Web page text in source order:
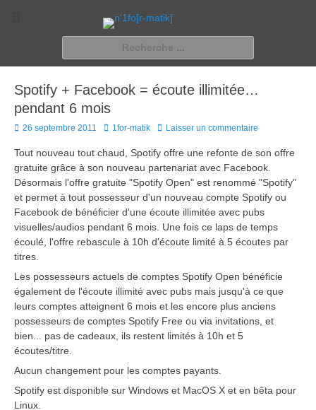
n'1fo[r-matik]
Pour les nymphos d'infos en info…
Spotify + Facebook = écoute illimitée…
pendant 6 mois
Posted
26 septembre 2011 Author
1for-matik Laisser un commentaire
Tout nouveau tout chaud, Spotify offre une refonte de son offre
gratuite grâce à son nouveau partenariat avec Facebook.
Désormais l'offre gratuite "Spotify Open" est renommé "Spotify"
et permet à tout possesseur d'un nouveau compte Spotify ou
Facebook de bénéficier d'une écoute illimitée avec pubs
visuelles/audios pendant 6 mois. Une fois ce laps de temps
écoulé, l'offre rebascule à 10h d'écoute limité à 5 écoutes par
titres.
Les possesseurs actuels de comptes Spotify Open bénéficie
également de l'écoute illimité avec pubs mais jusqu'à ce que
leurs comptes atteignent 6 mois et les encore plus anciens
possesseurs de comptes Spotify Free ou via invitations, et
bien... pas de cadeaux, ils restent limités à 10h et 5
écoutes/titre.
Aucun changement pour les comptes payants.
Spotify est disponible sur Windows et MacOS X et en bêta pour
Linux.